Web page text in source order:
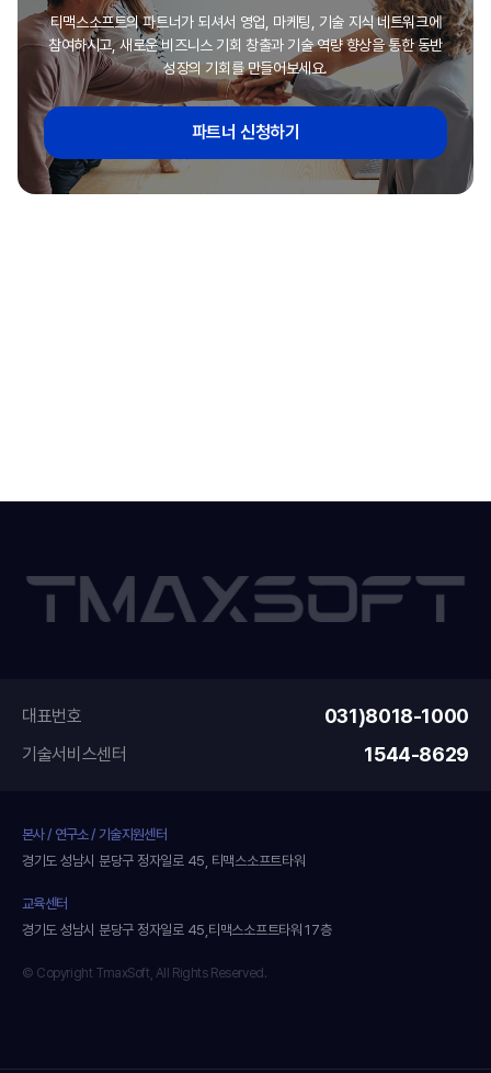
티맥스소프트의 파트너가 되셔서 영업, 마케팅, 기술 지식 네트워크에
참여하시고, 새로운 비즈니스 기회 창출과 기술 역량 향상을 통한 동반
성장의 기회를 만들어보세요.
파트너 신청하기
대표번호 031)8018-1000
기술서비스센터 1544-8629
본사 / 연구소 / 기술지원센터
경기도 성남시 분당구 정자일로 45, 티맥스소프트타워
교육센터
경기도 성남시 분당구 정자일로 45,티맥스소프트타워 17층
© Copyright TmaxSoft, All Rights Reserved.